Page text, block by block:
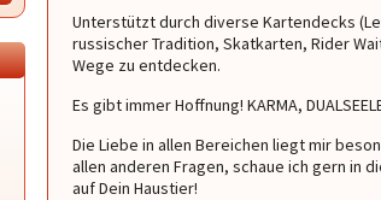
Medium
Serina
Unterstützt durch diverse Kartendecks
russischer Tradition, Skatkarten, Rider
Wege zu entdecken.
Es gibt immer Hoffnung! KARMA,
Die Liebe in allen Bereichen liegt mir
allen anderen Fragen, schaue ich gern in
auf Dein Haustier!